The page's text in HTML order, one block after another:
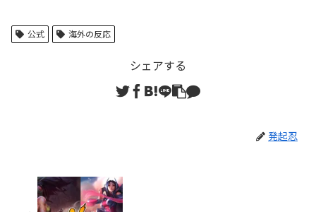
公式 海外の反応
シェアする
発起忍